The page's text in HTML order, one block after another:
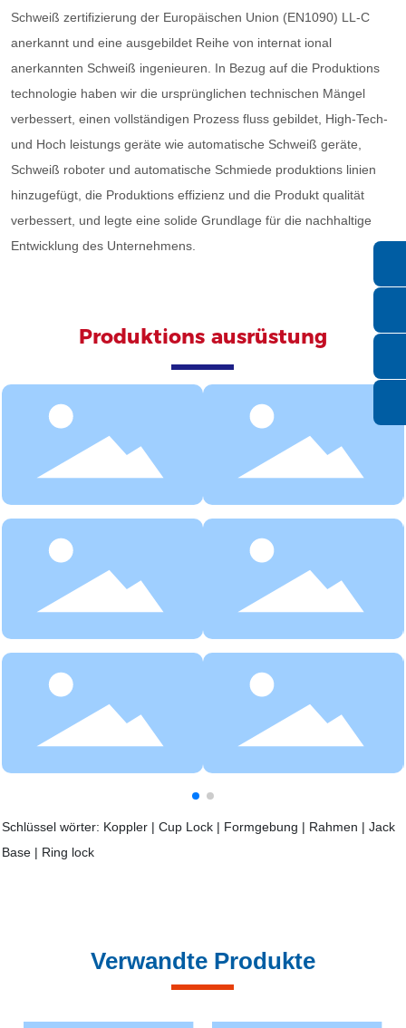
Schweiß zertifizierung der Europäischen Union (EN1090) LL-C
anerkannt und eine ausgebildet Reihe von internat ional
anerkannten Schweiß ingenieuren. In Bezug auf die Produktions
technologie haben wir die ursprünglichen technischen Mängel
verbessert, einen vollständigen Prozess fluss gebildet, High-Tech-
und Hoch leistungs geräte wie automatische Schweiß geräte,
Schweiß roboter und automatische Schmiede produktions linien
hinzugefügt, die Produktions effizienz und die Produkt qualität
verbessert, und legte eine solide Grundlage für die nachhaltige
Entwicklung des Unternehmens.
Produktions ausrüstung
Schlüssel wörter: Koppler | Cup Lock | Formgebung | Rahmen | Jack
Base | Ring lock
Verwandte Produkte